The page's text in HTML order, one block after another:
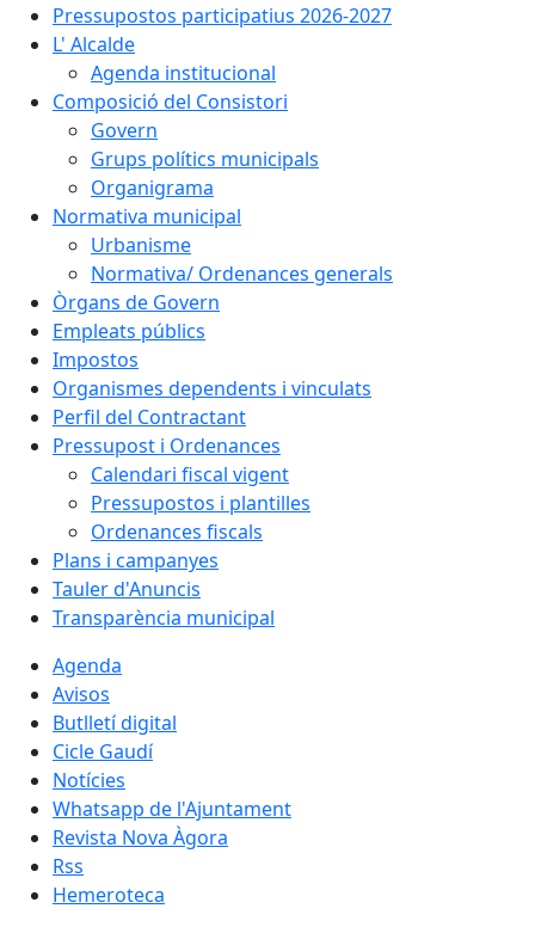
Pressupostos participatius 2026-2027
L' Alcalde
Agenda institucional
Composició del Consistori
Govern
Grups polítics municipals
Organigrama
Normativa municipal
Urbanisme
Normativa/ Ordenances generals
Òrgans de Govern
Empleats públics
Impostos
Organismes dependents i vinculats
Perfil del Contractant
Pressupost i Ordenances
Calendari fiscal vigent
Pressupostos i plantilles
Ordenances fiscals
Plans i campanyes
Tauler d'Anuncis
Transparència municipal
Agenda
Avisos
Butlletí digital
Cicle Gaudí
Notícies
Whatsapp de l'Ajuntament
Revista Nova Àgora
Rss
Hemeroteca